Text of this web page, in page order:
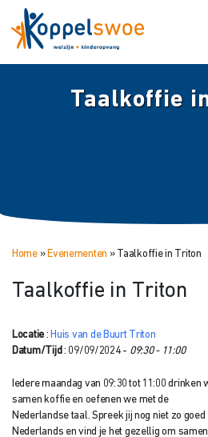
Taalkoffie
Home» Evenementen » Taalkoffie in Triton
Taalkoffie in Triton
Locatie : Huis van de Buurt Triton
Datum/Tijd : 09/09/2024 - 09:30 - 11:00
Iedere maandag van 09:30 tot 11:00 drinken
samen koffie en oefenen we met de
Nederlandse taal. Spreek jij nog niet zo goed
Nederlands en vind je het gezellig om